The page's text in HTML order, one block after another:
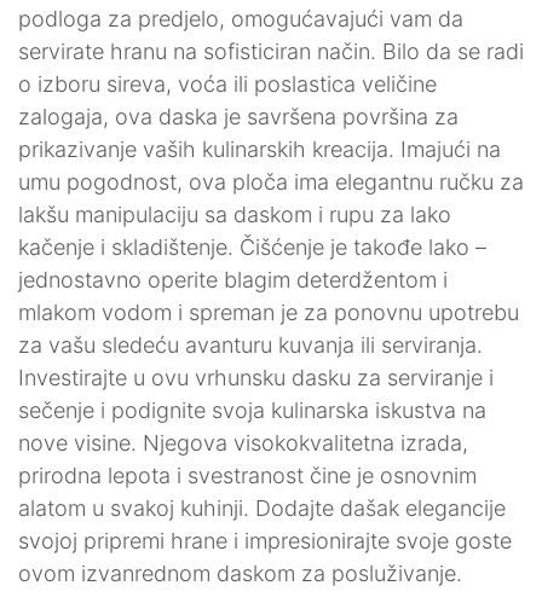
podloga za predjelo, omogućavajući vam da
servirate hranu na sofisticiran način. Bilo da se radi
o izboru sireva, voća ili poslastica veličine
zalogaja, ova daska je savršena površina za
prikazivanje vaših kulinarskih kreacija. Imajući na
umu pogodnost, ova ploča ima elegantnu ručku za
lakšu manipulaciju sa daskom i rupu za lako
kačenje i skladištenje. Čišćenje je takođe lako –
jednostavno operite blagim deterdžentom i
mlakom vodom i spreman je za ponovnu upotrebu
za vašu sledeću avanturu kuvanja ili serviranja.
Investirajte u ovu vrhunsku dasku za serviranje i
sečenje i podignite svoja kulinarska iskustva na
nove visine. Njegova visokokvalitetna izrada,
prirodna lepota i svestranost čine je osnovnim
alatom u svakoj kuhinji. Dodajte dašak elegancije
svojoj pripremi hrane i impresionirajte svoje goste
ovom izvanrednom daskom za posluživanje.